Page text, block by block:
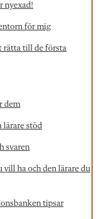
nyexad!
för mig
rätta till de första
dem
lärare stöd
svaren
vill ha och den lärare du
tipsar